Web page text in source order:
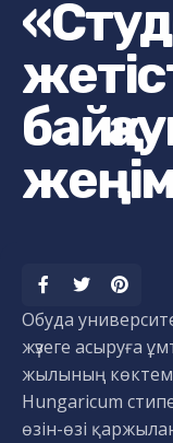
Обуда
жүзеге асыруға
жылының
Hungaricum
өзін-өзі